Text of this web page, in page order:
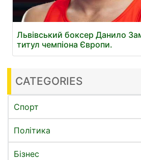
Львівський боксер Данило
титул чемпіона Європи.
CATEGORIES
Спорт
Політика
Бізнес